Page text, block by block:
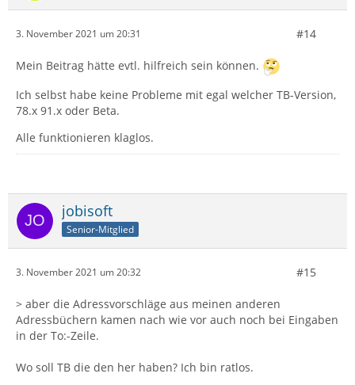
3. November 2021 um 20:31 #14
Mein Beitrag hätte evtl. hilfreich sein können.
Ich selbst habe keine Probleme mit egal welcher TB-Version,
78.x 91.x oder Beta.
Alle funktionieren klaglos.
jobisoft
Senior-Mitglied
3. November 2021 um 20:32 #15
> aber die Adressvorschläge aus meinen anderen
Adressbüchern kamen nach wie vor auch noch bei Eingaben
in der To:-Zeile.
Wo soll TB die den her haben? Ich bin ratlos.